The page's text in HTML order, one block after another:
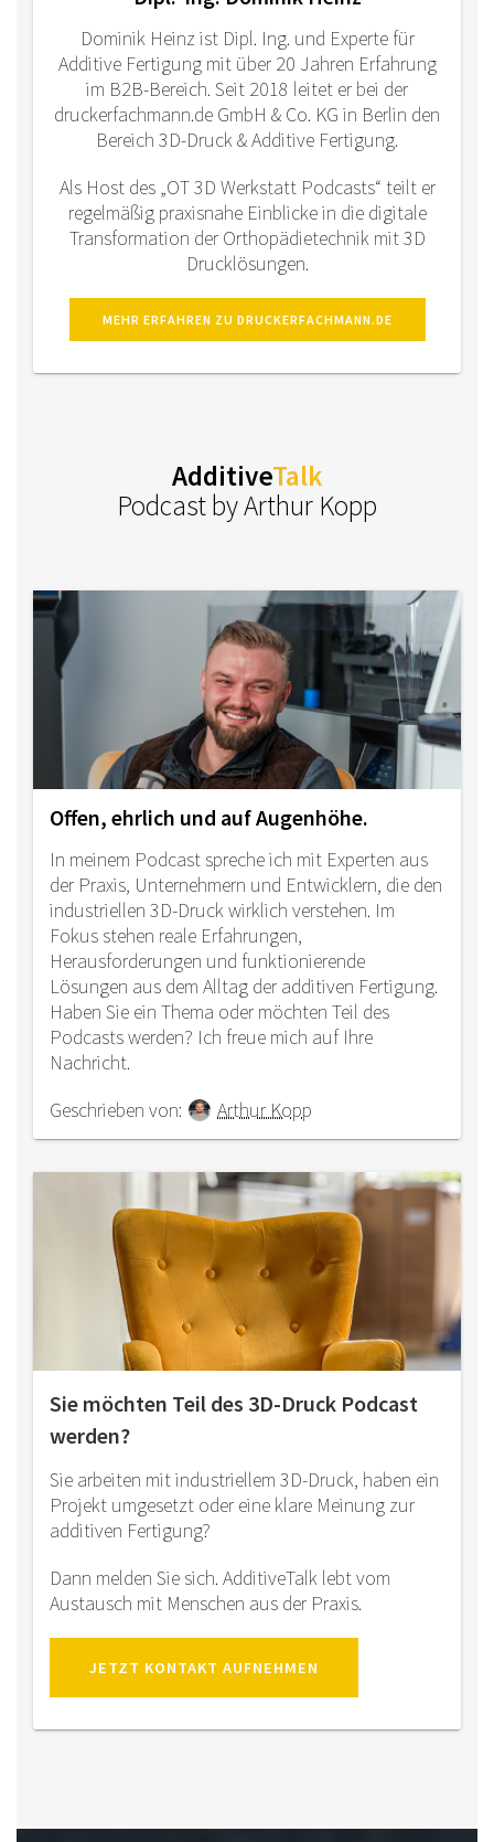
Dominik Heinz ist Dipl. Ing. und Experte für
Additive Fertigung mit über 20 Jahren Erfahrung
im B2B-Bereich. Seit 2018 leitet er bei der
druckerfachmann.de GmbH & Co. KG in Berlin den
Bereich 3D-Druck & Additive Fertigung.
Als Host des „OT 3D Werkstatt Podcasts“ teilt er
regelmäßig praxisnahe Einblicke in die digitale
Transformation der Orthopädietechnik mit 3D
Drucklösungen.
MEHR ERFAHREN ZU DRUCKERFACHMANN.DE
AdditiveTalk
Podcast by Arthur Kopp
Offen, ehrlich und auf Augenhöhe.
In meinem Podcast spreche ich mit Experten aus
der Praxis, Unternehmern und Entwicklern, die den
industriellen 3D-Druck wirklich verstehen. Im
Fokus stehen reale Erfahrungen,
Herausforderungen und funktionierende
Lösungen aus dem Alltag der additiven Fertigung.
Haben Sie ein Thema oder möchten Teil des
Podcasts werden? Ich freue mich auf Ihre
Nachricht.
Geschrieben von:
Arthur Kopp
Sie möchten Teil des 3D-Druck Podcast
werden?
Sie arbeiten mit industriellem 3D-Druck, haben ein
Projekt umgesetzt oder eine klare Meinung zur
additiven Fertigung?
Dann melden Sie sich. AdditiveTalk lebt vom
Austausch mit Menschen aus der Praxis.
JETZT KONTAKT AUFNEHMEN